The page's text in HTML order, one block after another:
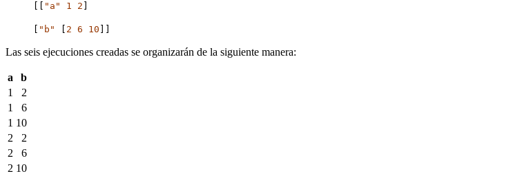
"a" 1 2
"b" 2 6 10
Las seis ejecuciones creadas se organizarán de la siguiente manera:
a
b
1
2
1
6
1 10
2
2
2
6
2 10